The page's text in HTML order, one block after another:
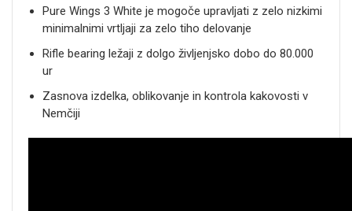
Pure Wings 3 White je mogoče upravljati z zelo nizkimi
minimalnimi vrtljaji za zelo tiho delovanje
Rifle bearing ležaji z dolgo življenjsko dobo do 80.000
ur
Zasnova izdelka, oblikovanje in kontrola kakovosti v
Nemčiji